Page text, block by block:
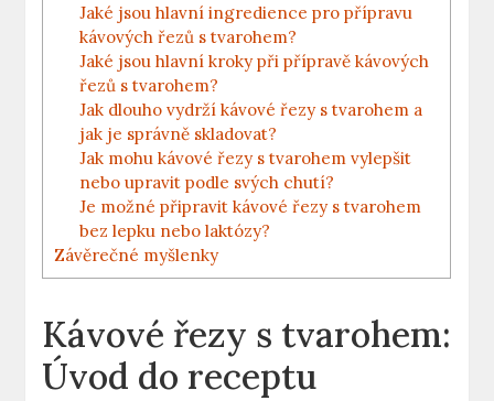
Jaké jsou hlavní ingredience pro přípravu
kávových řezů s tvarohem?
Jaké jsou hlavní kroky při přípravě kávových
řezů s tvarohem?
Jak dlouho vydrží kávové řezy s tvarohem a
jak je správně skladovat?
Jak mohu kávové řezy s tvarohem vylepšit
nebo upravit podle svých chutí?
Je možné připravit kávové řezy s tvarohem
bez lepku nebo laktózy?
Závěrečné myšlenky
Kávové řezy s tvarohem:
Úvod do receptu